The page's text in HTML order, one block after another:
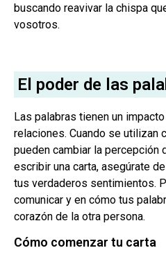
buscando reavivar la chispa
vosotros.
El poder de las
Las palabras tienen un
relaciones. Cuando se utilizan
pueden cambiar la percepción
escribir una carta, asegúrate
tus verdaderos sentimientos.
comunicar y en cómo tus
corazón de la otra persona.
Cómo comenzar tu carta